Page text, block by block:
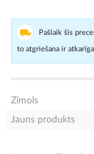
Pašlaik šīs
to atgriešana ir
Zīmols
Jauns produkts